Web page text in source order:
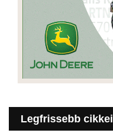
Legfrissebb